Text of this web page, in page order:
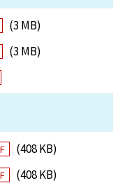
(3 MB)
(3 MB)
(408 KB)
(408 KB)